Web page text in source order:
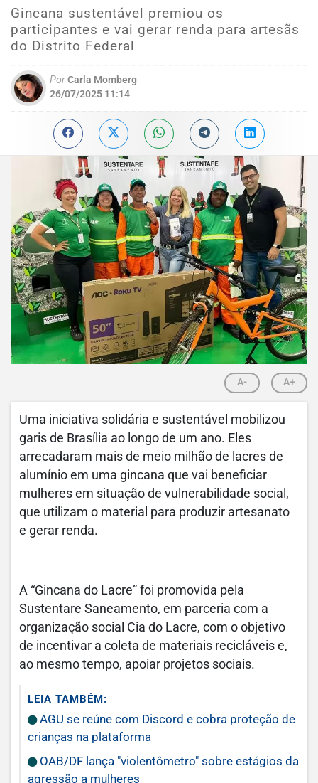
Gincana sustentável premiou os
participantes e vai gerar renda para artesãs
do Distrito Federal
PorCarla Momberg
26/07/2025 11:14
A- A+
Uma iniciativa solidária e sustentável mobilizou
garis de Brasília ao longo de um ano. Eles
arrecadaram mais de meio milhão de lacres de
alumínio em uma gincana que vai beneficiar
mulheres em situação de vulnerabilidade social,
que utilizam o material para produzir artesanato
e gerar renda.
A “Gincana do Lacre” foi promovida pela
Sustentare Saneamento, em parceria com a
organização social Cia do Lacre, com o objetivo
de incentivar a coleta de materiais recicláveis e,
ao mesmo tempo, apoiar projetos sociais.
LEIA TAMBÉM:
AGU se reúne com Discord e cobra proteção de
crianças na plataforma
OAB/DF lança "violentômetro" sobre estágios da
agressão a mulheres